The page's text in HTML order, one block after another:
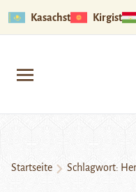
Kasachstan Kirgistan
Startseite Schlagwort: